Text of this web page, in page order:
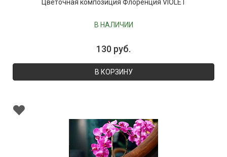
Цветочная композиция Флоренция VIOLET
В НАЛИЧИИ
130 руб.
В КОРЗИНУ